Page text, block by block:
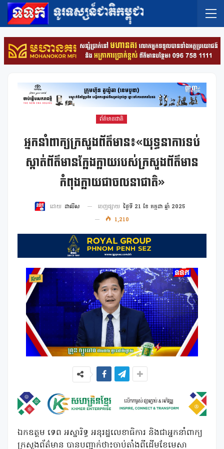
ព័ត៌មានជាតិ
អ្នកនាំពាក្យក្រសួងព័ត៌មាន៖«យុទ្ធនាការទប់
ស្កាត់ព័ត៌មានក្លែងក្លាយរបស់ក្រសួងព័ត៌មាន
កំពុងក្លាយជាចលនាជាតិ»
ដោយ ដាលីស ចេញផ្សាយ ថ្ងៃទី 21 ខែ កក្កដា ឆ្នាំ 2025
1,210
ឯកឧត្តម ទេព អស្នារិទ្ធ អនុរដ្ឋលេខាធិការ និងជាអ្នកនាំពាក្យ
ក្រសួងព័ត៌មាន បានបញ្ជាក់ថា៖ចាប់តាំងពីដើមខែមេសា